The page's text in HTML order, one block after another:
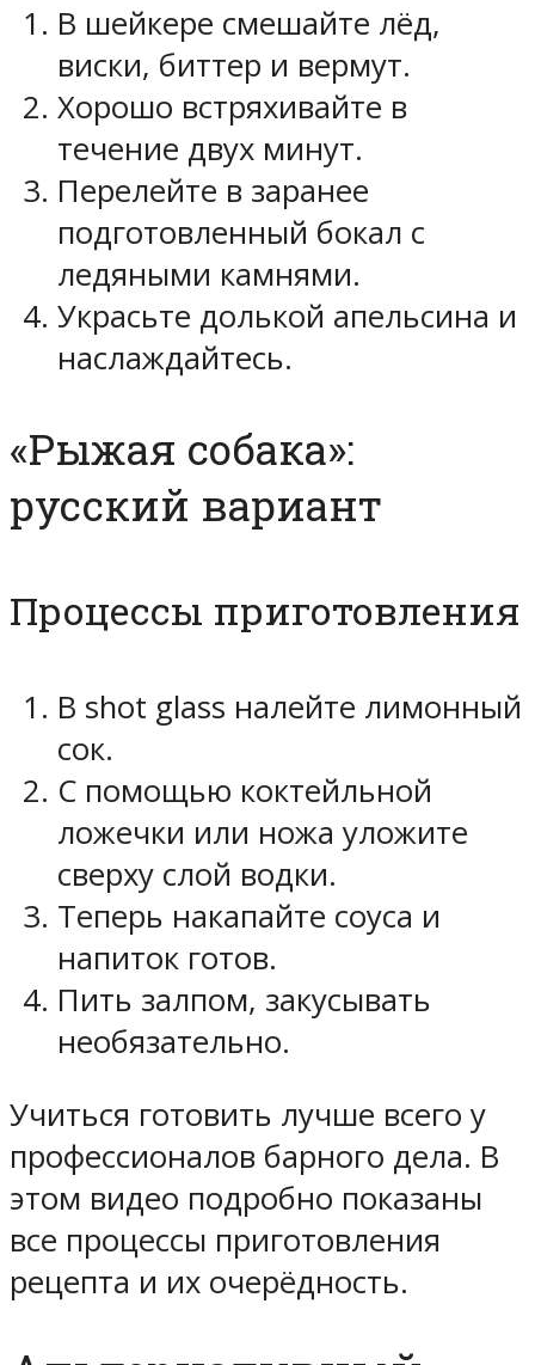
В шейкере смешайте лёд,
виски, биттер и вермут.
Хорошо встряхивайте в
течение двух минут.
Перелейте в заранее
подготовленный бокал с
ледяными камнями.
Украсьте долькой апельсина и
наслаждайтесь.
«Рыжая собака»:
русский вариант
Процессы приготовления
В shot glass налейте лимонный
сок.
С помощью коктейльной
ложечки или ножа уложите
сверху слой водки.
Теперь накапайте соуса и
напиток готов.
Пить залпом, закусывать
необязательно.
Учиться готовить лучше всего у
профессионалов барного дела. В
этом видео подробно показаны
все процессы приготовления
рецепта и их очерёдность.